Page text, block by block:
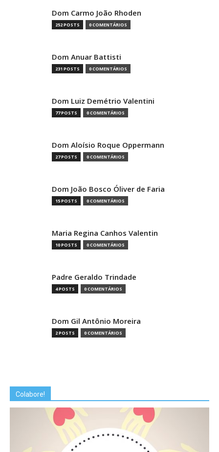
Dom Carmo João Rhoden
252 POSTS 0 COMENTÁRIOS
Dom Anuar Battisti
231 POSTS 0 COMENTÁRIOS
Dom Luiz Demétrio Valentini
77 POSTS 0 COMENTÁRIOS
Dom Aloísio Roque Oppermann
27 POSTS 0 COMENTÁRIOS
Dom João Bosco Óliver de Faria
15 POSTS 0 COMENTÁRIOS
Maria Regina Canhos Valentin
10 POSTS 0 COMENTÁRIOS
Padre Geraldo Trindade
4 POSTS 0 COMENTÁRIOS
Dom Gil Antônio Moreira
2 POSTS 0 COMENTÁRIOS
Colabore!